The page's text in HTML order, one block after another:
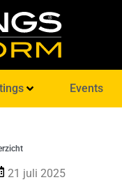
Events
21 juli 2025